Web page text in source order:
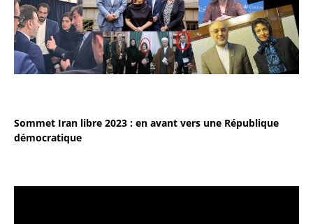
Sommet Iran libre 2023 : en avant vers une République
démocratique